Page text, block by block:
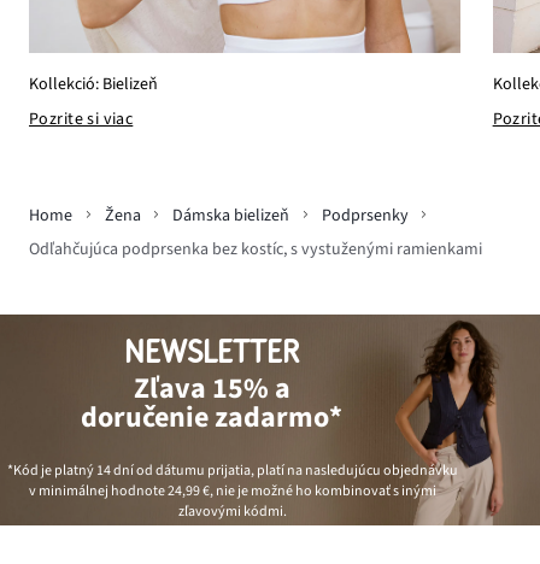
Kollekció: Bielizeň
Pozrite si viac
Home Žena Dámska bielizeň
Podprsenky
Odľahčujúca podprsenka bez kostíc, s vystuženými ramienkami
NEWSLETTER
Zľava 15% a
doručenie zadarmo*
*Kód je platný 14 dní od dátumu prijatia, platí na nasledujúcu objednávku
v minimálnej hodnote24,99 €, nie je možné ho kombinovať s inými
zľavovými kódmi.